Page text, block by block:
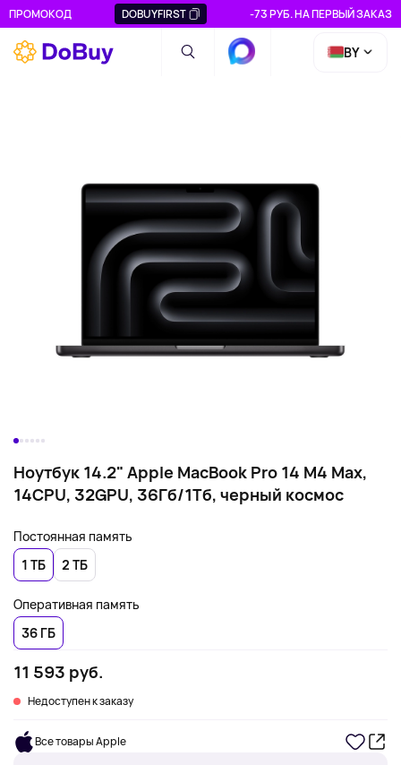
ПРОМОКОД DOBUYFIRST -73 РУБ. НА ПЕРВЫЙ ЗАКАЗ
BY
Ноутбук 14.2" Apple MacBook Pro 14 M4 Max,
14CPU, 32GPU, 36Гб/1Тб, черный космос
Постоянная память
1 ТБ
2 ТБ
Оперативная память
36 ГБ
11 593 руб.
Недоступен к заказу
Все товары Apple